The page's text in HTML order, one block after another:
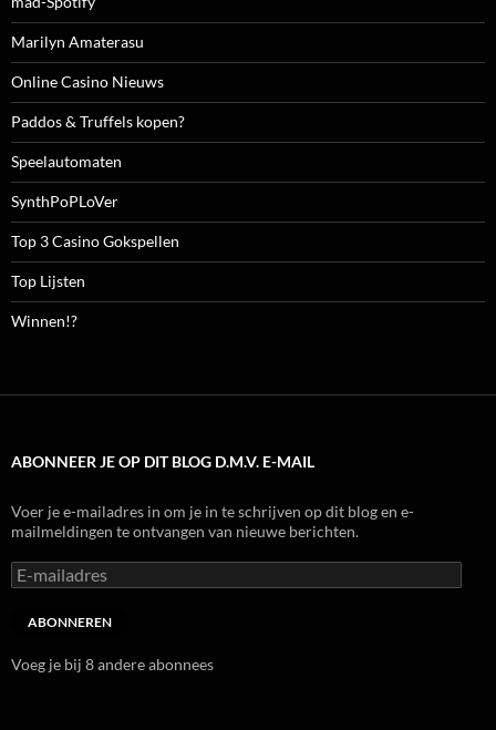
Marilyn Amaterasu
Online Casino Nieuws
Paddos & Truffels kopen?
Speelautomaten
SynthPoPLoVer
Top 3 Casino Gokspellen
Top Lijsten
Winnen!?
ABONNEER JE OP DIT BLOG D.M.V. E-MAIL
Voer je e-mailadres in om je in te schrijven op dit blog en e-
mailmeldingen te ontvangen van nieuwe berichten.
E-
mailadres
ABONNEREN
Voeg je bij 8 andere abonnees